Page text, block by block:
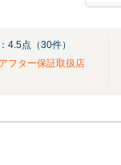
4.5点（30件）
フター保証取扱店